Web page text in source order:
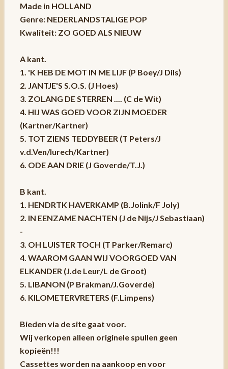
Made in HOLLAND
Genre: NEDERLANDSTALIGE POP
Kwaliteit: ZO GOED ALS NIEUW
A kant.
1. 'K HEB DE MOT IN ME LIJF (P Boey/J Dils)
2. JANTJE'S S.O.S. (J Hoes)
3. ZOLANG DE STERREN .... (C de Wit)
4. HIJ WAS GOED VOOR ZIJN MOEDER
(Kartner/Kartner)
5. TOT ZIENS TEDDYBEER (T Peters/J
v.d.Ven/lurech/Kartner)
6. ODE AAN DRIE (J Goverde/T.J.)
B kant.
1. HENDRTK HAVERKAMP (B.Jolink/F Joly)
2. IN EENZAME NACHTEN (J de Nijs/J Sebastiaan)
-
3. OH LUISTER TOCH (T Parker/Remarc)
4. WAAROM GAAN WIJ VOORGOED VAN
ELKANDER (J.de Leur/L de Groot)
5. LIBANON (P Brakman/J.Goverde)
6. KILOMETERVRETERS (F.Limpens)
Bieden via de site gaat voor.
Wij verkopen alleen originele spullen geen
kopieën!!!
Cassettes worden na aankoop en voor